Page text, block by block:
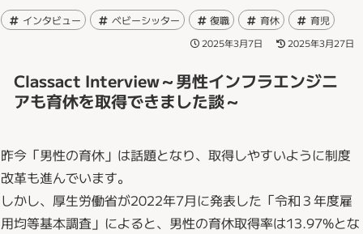
インタビュー ベビーシッター 復職 育休 育児
2025年3月7日 2025年3月27日
Classact Interview～男性インフラエンジニ
アも育休を取得できました談～
昨今「男性の育休」は話題となり、取得しやすいように制度
改革も進んでいます。
しかし、厚生労働省が2022年7月に発表した「令和３年度雇
用均等基本調査」によると、男性の育休取得率は13.97%とな